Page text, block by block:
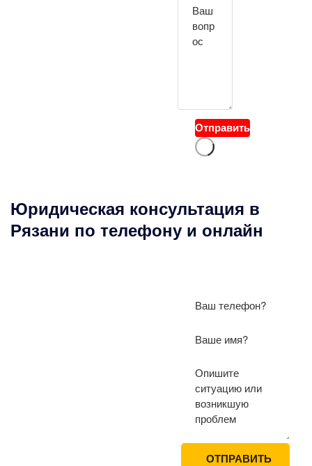
Отправить
Юридическая консультация в
Рязани по телефону и онлайн
ОТПРАВИТЬ